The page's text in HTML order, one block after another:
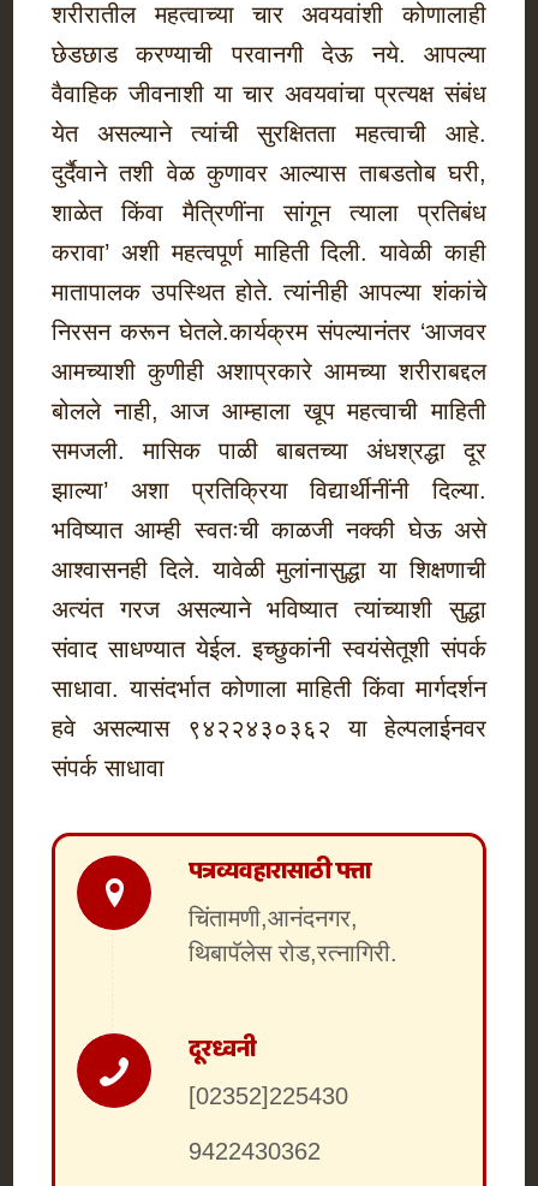
शरीरातील महत्वाच्या चार अवयवांशी कोणालाही
छेडछाड करण्याची परवानगी देऊ नये. आपल्या
वैवाहिक जीवनाशी या चार अवयवांचा प्रत्यक्ष संबंध
येत असल्याने त्यांची सुरक्षितता महत्वाची आहे.
दुर्दैवाने तशी वेळ कुणावर आल्यास ताबडतोब घरी,
शाळेत किंवा मैत्रिणींना सांगून त्याला प्रतिबंध
करावा’ अशी महत्वपूर्ण माहिती दिली. यावेळी काही
मातापालक उपस्थित होते. त्यांनीही आपल्या शंकांचे
निरसन करून घेतले.कार्यक्रम संपल्यानंतर ‘आजवर
आमच्याशी कुणीही अशाप्रकारे आमच्या शरीराबद्दल
बोलले नाही, आज आम्हाला खूप महत्वाची माहिती
समजली. मासिक पाळी बाबतच्या अंधश्रद्धा दूर
झाल्या’ अशा प्रतिक्रिया विद्यार्थीनींनी दिल्या.
भविष्यात आम्ही स्वतःची काळजी नक्की घेऊ असे
आश्‍वासनही दिले. यावेळी मुलांनासुद्धा या शिक्षणाची
अत्यंत गरज असल्याने भविष्यात त्यांच्याशी सुद्धा
संवाद साधण्यात येईल. इच्छुकांनी स्वयंसेतूशी संपर्क
साधावा. यासंदर्भात कोणाला माहिती किंवा मार्गदर्शन
हवे असल्यास ९४२२४३०३६२ या हेल्पलाईनवर
संपर्क साधावा
पत्रव्यवहारासाठी पत्ता
चिंतामणी,आनंदनगर,
थिबापॅलेस रोड,रत्नागिरी.
दूरध्वनी
[02352]225430
9422430362